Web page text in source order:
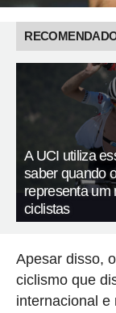
A UCI utiliza
saber quando
representa um
ciclistas
Apesar disso,
ciclismo que
internacional e